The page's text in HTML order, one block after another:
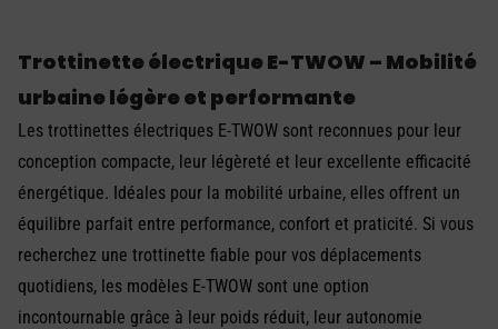
Trottinette électrique E-TWOW – Mobilité
urbaine légère et performante
Les trottinettes électriques E-TWOW sont reconnues pour leur
conception compacte, leur légèreté et leur excellente efficacité
énergétique. Idéales pour la mobilité urbaine, elles offrent un
équilibre parfait entre performance, confort et praticité. Si vous
recherchez une trottinette fiable pour vos déplacements
quotidiens, les modèles E-TWOW sont une option
incontournable grâce à leur poids réduit, leur autonomie